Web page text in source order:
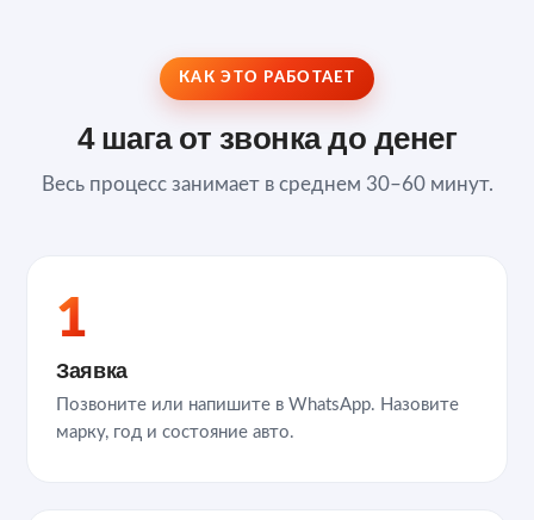
КАК ЭТО РАБОТАЕТ
4 шага от звонка до денег
Весь процесс занимает в среднем 30–60 минут.
1
Заявка
Позвоните или напишите в WhatsApp. Назовите
марку, год и состояние авто.